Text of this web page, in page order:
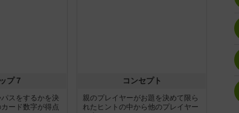
プ７
スをするかを決
ード数字が得点
コンセプト
親のプレイヤーがお題を決めて限ら
れたヒントの中から他のプレイヤー